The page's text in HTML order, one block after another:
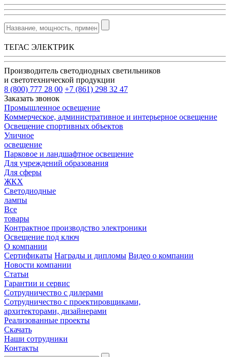
ТЕГАС ЭЛЕКТРИК
Производитель светодиодных светильников
и светотехнической продукции
8 (800) 777 28 00 +7 (861) 298 32 47
Заказать звонок
Промышленное освещение
Коммерческое, административное и интерьерное освещение
Освещение спортивных объектов
Уличное
освещение
Парковое и ландшафтное освещение
Для учреждений образования
Для сферы
ЖКХ
Светодиодные
лампы
Все
товары
Контрактное производство электроники
Освещение под ключ
О компании
Сертификаты Награды и дипломы Видео о компании
Новости компании
Статьи
Гарантии и сервис
Сотрудничество с дилерами
Сотрудничество с проектировщиками,
архитекторами, дизайнерами
Реализованные проекты
Скачать
Наши сотрудники
Контакты